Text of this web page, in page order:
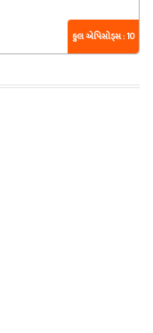
કુલ એપિસોડ્સ : 10